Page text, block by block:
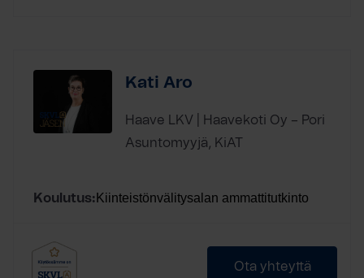
Kati Aro
Haave LKV | Haavekoti Oy – Pori
Asuntomyyjä, KiAT
Koulutus: Kiinteistönvälitysalan ammattitutkinto
Ota yhteyttä